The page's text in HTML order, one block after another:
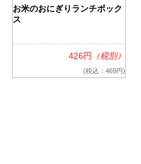
お米のおにぎりランチボック
ス
426円 （税別）
(税込：469円)